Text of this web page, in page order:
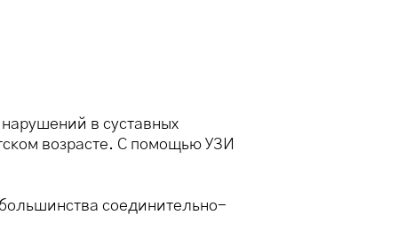
в суставных
возрасте. С помощью УЗИ
соединительно-